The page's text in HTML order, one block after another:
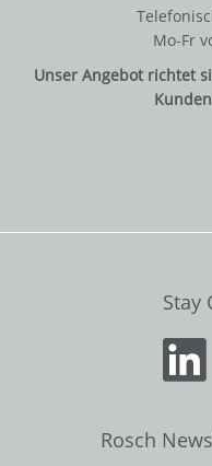
Mo-Fr
Unser Angebot richtet
Stay
Rosch